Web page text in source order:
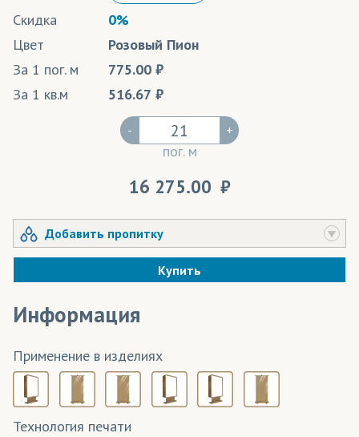
Скидка
0%
Цвет
Розовый Пион
За 1 пог. м
775.00
За 1 кв.м
516.67
-
пог. м
+
16 275.00
Добавить пропитку
Купить
Информация
Применение в изделиях
Технология печати